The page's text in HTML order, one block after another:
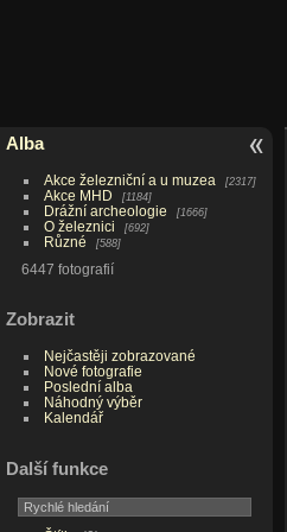
Alba
Akce železniční a u muzea 2317
Akce MHD 1184
Drážní archeologie 1666
O železnici 692
Různé 588
6447 fotografií
Zobrazit
Nejčastěji zobrazované
Nové fotografie
Poslední alba
Náhodný výběr
Kalendář
Další funkce